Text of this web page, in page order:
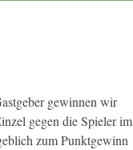
gewinnen wir
gegen die Spieler im
zum Punktgewinn